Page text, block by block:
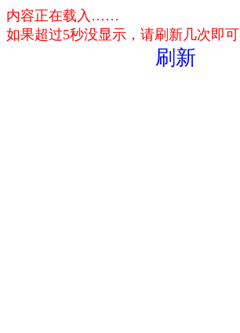
内容正在载入……
如果超过5秒没显示，请刷新几次即可
刷新